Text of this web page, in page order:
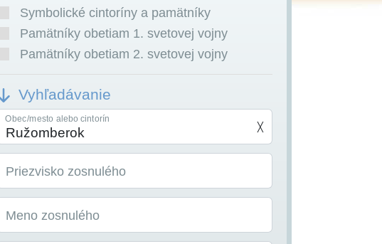
Symbolické cintoríny a pamätníky
Pamätníky obetiam 1. svetovej vojny
Pamätníky obetiam 2. svetovej vojny
Vyhľadávanie
Obec/mesto alebo cintorín
╳
Priezvisko zosnulého
Meno zosnulého